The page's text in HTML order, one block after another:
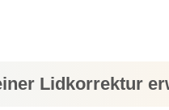
Lidkorrektur